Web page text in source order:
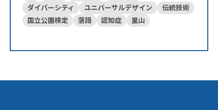
ダイバーシティ
ユニバーサルデザイン
伝統技術
国立公園検定
落語 認知症 里山